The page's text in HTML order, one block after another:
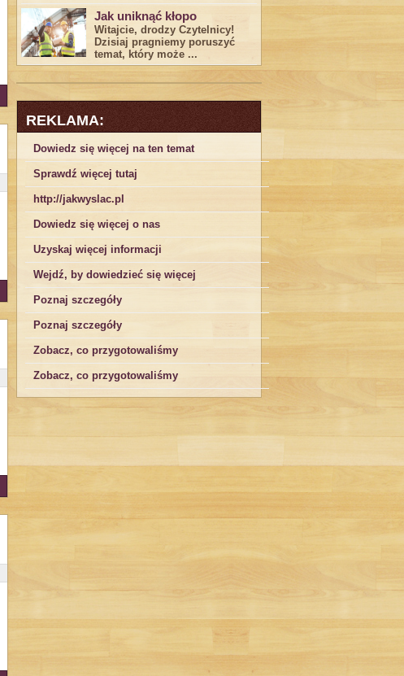
Jak uniknąć kłopo
Witajcie, drodzy Czytelnicy!
Dzisiaj pragniemy poruszyć
temat, który może ...
REKLAMA:
Dowiedz się więcej na ten temat
Sprawdź więcej tutaj
http://jakwyslac.pl
Dowiedz się więcej o nas
Uzyskaj więcej informacji
Wejdź, by dowiedzieć się więcej
Poznaj szczegóły
Poznaj szczegóły
Zobacz, co przygotowaliśmy
Zobacz, co przygotowaliśmy